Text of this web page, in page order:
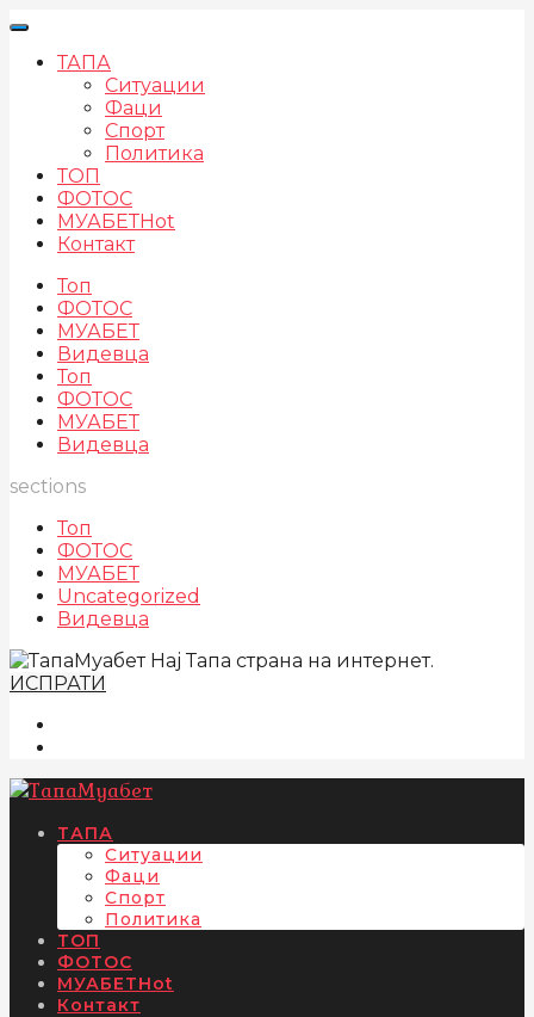
ТАПА
Ситуации
Фаци
Спорт
Политика
ТОП
ФОТОС
МУАБЕТHot
Контакт
Топ
ФОТОС
МУАБЕТ
Видевца
Топ
ФОТОС
МУАБЕТ
Видевца
sections
Топ
ФОТОС
МУАБЕТ
Uncategorized
Видевца
Нај Тапа страна на интернет.
ИСПРАТИ
ТАПА
Ситуации
Фаци
Спорт
Политика
ТОП
ФОТОС
МУАБЕТHot
Контакт